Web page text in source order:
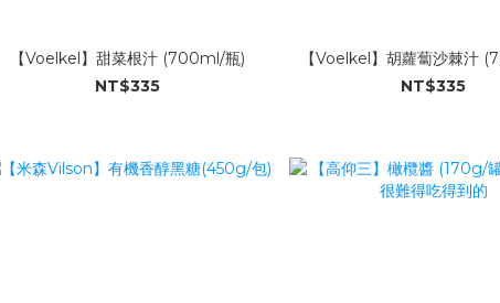
【Voelkel】甜菜根汁 (700ml/瓶)
NT$335
【Voelkel】胡蘿蔔沙棘汁
NT$335